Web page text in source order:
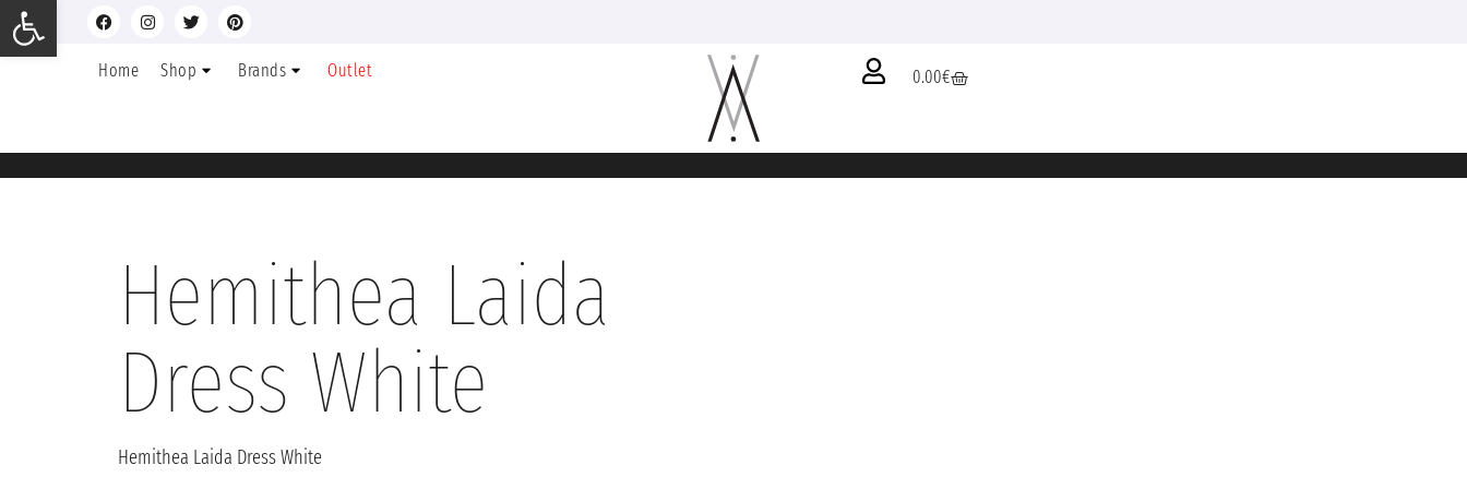
Home Shop Brands Outlet 0.00€
Hemithea Laida
Dress White
Hemithea Laida Dress White
Ανοίξτε τη γραμμή εργαλείων